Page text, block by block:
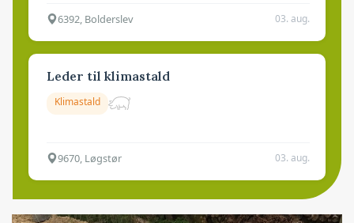
6392, Bolderslev 03. aug.
Leder til klimastald
Klimastald
9670, Løgstør 03. aug.